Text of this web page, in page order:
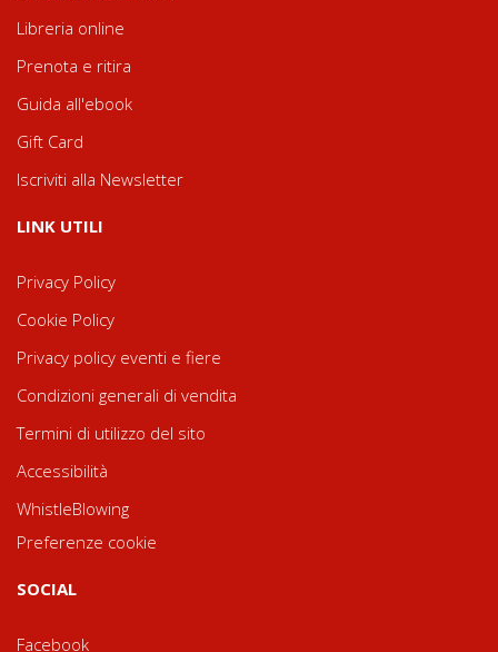
Libreria online
Prenota e ritira
Guida all'ebook
Gift Card
Iscriviti alla Newsletter
LINK UTILI
Privacy Policy
Cookie Policy
Privacy policy eventi e fiere
Condizioni generali di vendita
Termini di utilizzo del sito
Accessibilità
WhistleBlowing
Preferenze cookie
SOCIAL
Facebook